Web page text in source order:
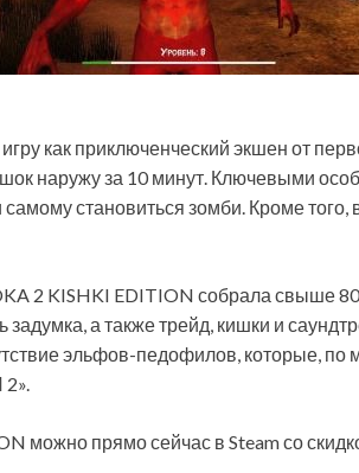
как приключенческий экшен от
наружу за 10 минут. Ключевыми
становиться зомби. Кроме того,
2 KISHKI EDITION собрала свыше
а также трейд, кишки и
эльфов-педофилов, которые,
можно прямо сейчас в Steam со